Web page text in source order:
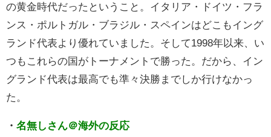
の黄金時代だったということ。イタリア・ドイツ・フラ
ンス・ポルトガル・ブラジル・スペインはどこもイング
ランド代表より優れていました。そして1998年以来、い
つもこれらの国がトーナメントで勝った。だから、イン
グランド代表は最高でも準々決勝までしか行けなかっ
た。
・ 名無しさん＠海外の反応